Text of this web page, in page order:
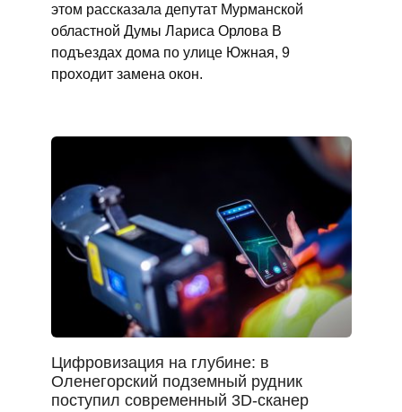
этом рассказала депутат Мурманской
областной Думы Лариса Орлова В
подъездах дома по улице Южная, 9
проходит замена окон.
Цифровизация на глубине: в
Оленегорский подземный рудник
поступил современный 3D-сканер